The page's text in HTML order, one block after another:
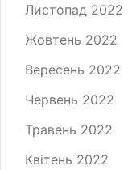
Листопад 2022
Жовтень 2022
Вересень 2022
Червень 2022
Травень 2022
Квітень 2022